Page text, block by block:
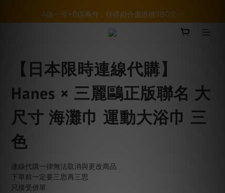
暑假活動登場!! SBG套裝超級優惠價，兩套以上再享免運哦!!
A區一件+B區兩件，任搭組合優惠價980元~!!
BELLKENIDEA 任選兩件就享免運!!!
【日本限時連線代購】
Hanes × 三麗鷗正版聯名 大
尺寸 海灘巾 運動大浴巾 三
色
連線代購一律無法取消與更改商品
下單前一定要三思再三思
只接受併單